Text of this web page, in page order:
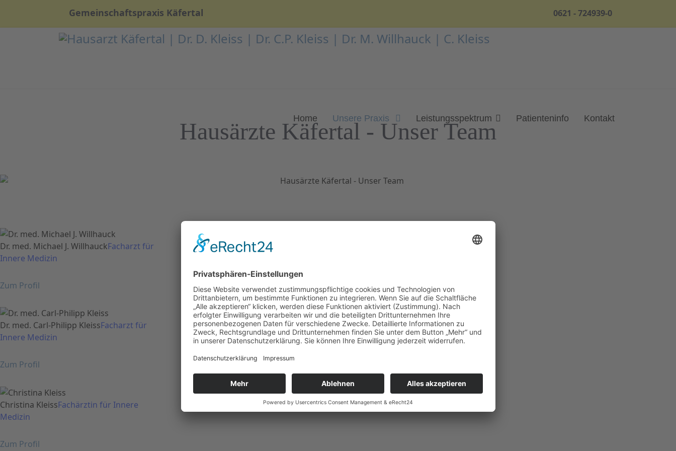
Gemeinschaftspraxis Käfertal 0621 - 724939-0
Home Unsere Praxis Leistungsspektrum Patienteninfo Kontakt
Hausärzte Käfertal - Unser Team
Dr. med. Michael J. WillhauckFacharzt für
Innere Medizin
Zum Profil
Dr. med. Carl-Philipp KleissFacharzt für
Innere Medizin
Zum Profil
Christina KleissFachärztin für Innere
Medizin
Zum Profil